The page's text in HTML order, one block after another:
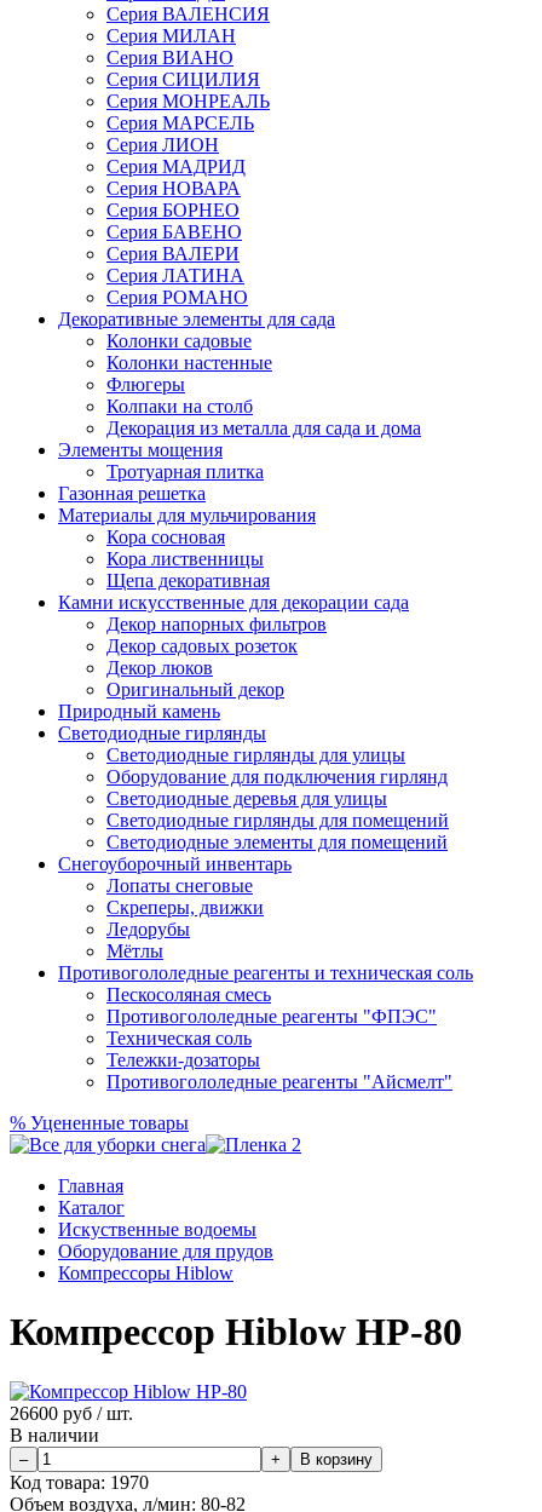
Серия ВАЛЕНСИЯ
Серия МИЛАН
Серия ВИАНО
Серия СИЦИЛИЯ
Серия МОНРЕАЛЬ
Серия МАРСЕЛЬ
Серия ЛИОН
Серия МАДРИД
Серия НОВАРА
Серия БОРНЕО
Серия БАВЕНО
Серия ВАЛЕРИ
Серия ЛАТИНА
Серия РОМАНО
Декоративные элементы для сада
Колонки садовые
Колонки настенные
Флюгеры
Колпаки на столб
Декорация из металла для сада и дома
Элементы мощения
Тротуарная плитка
Газонная решетка
Материалы для мульчирования
Кора сосновая
Кора лиственницы
Щепа декоративная
Камни искусственные для декорации сада
Декор напорных фильтров
Декор садовых розеток
Декор люков
Оригинальный декор
Природный камень
Светодиодные гирлянды
Светодиодные гирлянды для улицы
Оборудование для подключения гирлянд
Светодиодные деревья для улицы
Светодиодные гирлянды для помещений
Светодиодные элементы для помещений
Снегоуборочный инвентарь
Лопаты снеговые
Скреперы, движки
Ледорубы
Мётлы
Противогололедные реагенты и техническая соль
Пескосоляная смесь
Противогололедные реагенты "ФПЭС"
Техническая соль
Тележки-дозаторы
Противогололедные реагенты "Айсмелт"
% Уцененные товары
Главная
Каталог
Искуственные водоемы
Оборудование для прудов
Компрессоры Hiblow
Компрессор Hiblow HP-80
26600 руб / шт.
В наличии
Код товара: 1970
Объем воздуха, л/мин: 80-82